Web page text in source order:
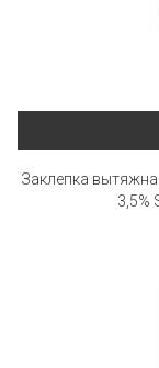
Заклепка
3,5%